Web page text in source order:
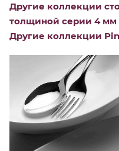
Другие коллекции
толщиной серии 4 мм
Другие коллекции